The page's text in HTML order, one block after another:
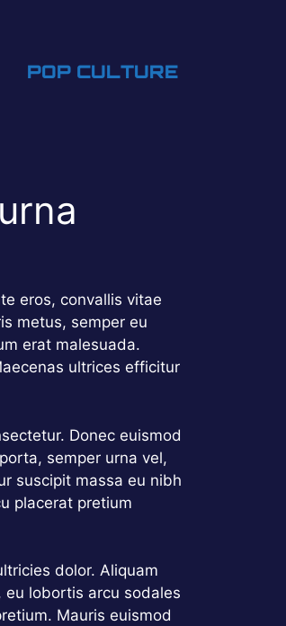
POP CULTURE
eros, convallis vitae
metus, semper eu
erat malesuada.
ultrices efficitur
Donec euismod
semper urna vel,
suscipit massa eu nibh
placerat pretium
dolor. Aliquam
lobortis arcu sodales
Mauris euismod